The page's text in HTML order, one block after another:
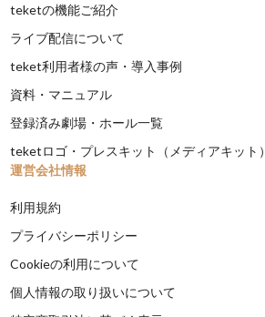
teketの機能ご紹介
ライブ配信について
teket利用者様の声・導入事例
資料・マニュアル
登録済み劇場・ホール一覧
teketロゴ・プレスキット（メディアキット）
運営会社情報
利用規約
プライバシーポリシー
Cookieの利用について
個人情報の取り扱いについて